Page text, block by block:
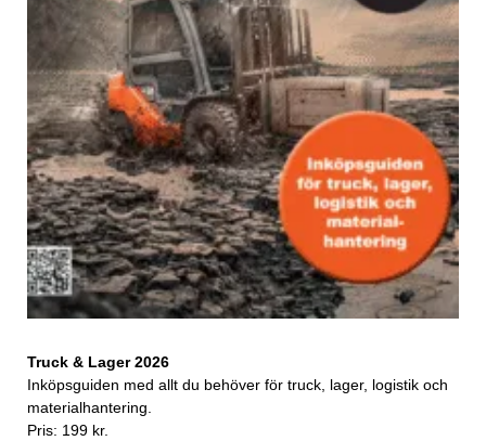
Truck & Lager 2026
Inköpsguiden med allt du behöver för truck, lager, logistik och
materialhantering.
Pris: 199 kr.